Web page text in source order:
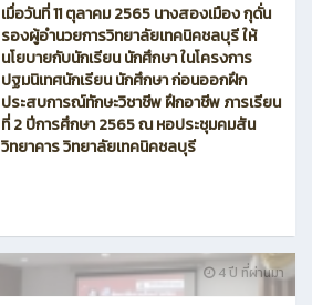
เมื่อวันที่ 11 ตุลาคม 2565 นางสองเมือง กุดั่น
รองผู้อำนวยการวิทยาลัยเทคนิคชลบุรี ให้
นโยบายกับนักเรียน นักศึกษา ในโครงการ
ปฐมนิเทศนักเรียน นักศึกษา ก่อนออกฝึก
ประสบการณ์ทักษะวิชาชีพ ฝึกอาชีพ ภารเรียน
ที่ 2 ปีการศึกษา 2565 ณ หอประชุมคมสัน
วิทยาคาร วิทยาลัยเทคนิคชลบุรี
4 ปี ที่ผ่านมา